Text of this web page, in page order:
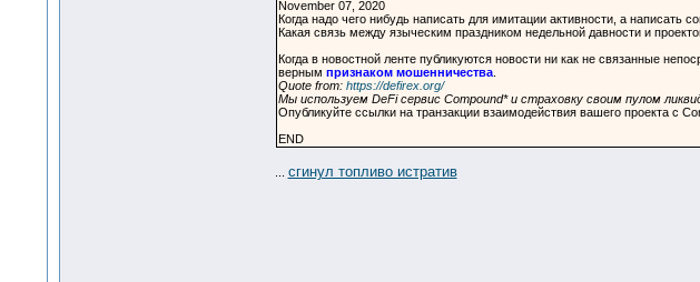
November 07, 2020
Когда надо чего нибудь написать для имитации активности, а написать
Какая связь между языческим праздником недельной давности и
Когда в новостной ленте публикуются новости ни как не связанные
верным признаком мошенничества.
Quote from: https://defirex.org/
Мы используем DeFi сервис Compound* и страховку своим пулом
Опубликуйте ссылки на транзакции взаимодействия вашего проекта с
END
сгинул топливо истратив